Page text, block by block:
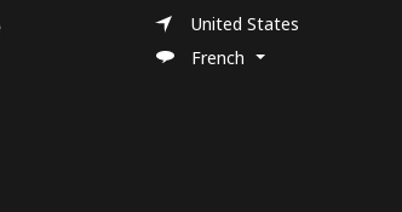
United States
French